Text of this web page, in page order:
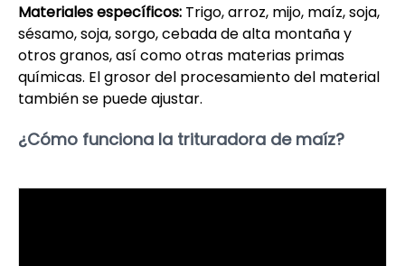
Materiales específicos: Trigo, arroz, mijo, maíz, soja,
sésamo, soja, sorgo, cebada de alta montaña y
otros granos, así como otras materias primas
químicas. El grosor del procesamiento del material
también se puede ajustar.
¿Cómo funciona la trituradora de maíz?